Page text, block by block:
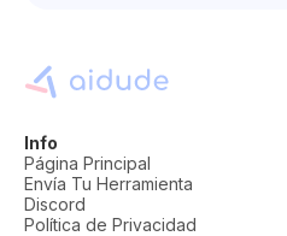
Info
Página Principal
Envía Tu Herramienta
Discord
Política de Privacidad